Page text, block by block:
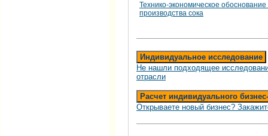
Технико-экономическое
производства сока
Индивидуальное исследование
Не нашли подходящее
отрасли
Расчет индивидуального
Открываете новый бизнес?